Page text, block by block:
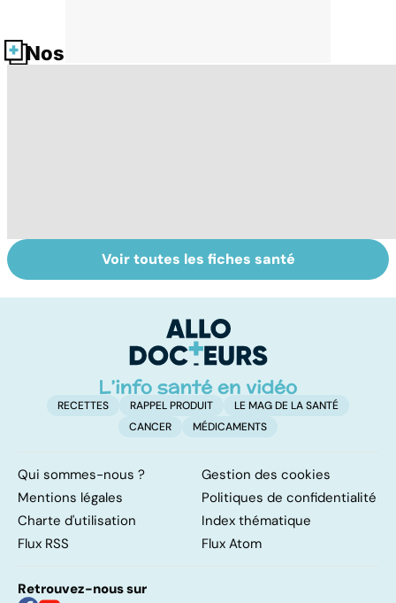
Nos fiches santé
Violences
sexuelles :
Vivre après un
cancer
Voir toutes les fiches santé
RECETTES RAPPEL PRODUIT
LE MAG DE LA SANTÉ
CANCER
MÉDICAMENTS
Qui sommes-nous ?
Gestion des cookies
Mentions légales
Politiques de confidentialité
Charte d'utilisation
Index thématique
Flux RSS
Flux Atom
Retrouvez-nous sur